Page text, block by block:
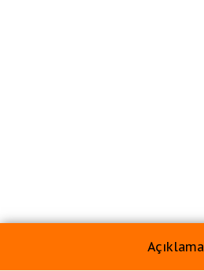
Açıklama